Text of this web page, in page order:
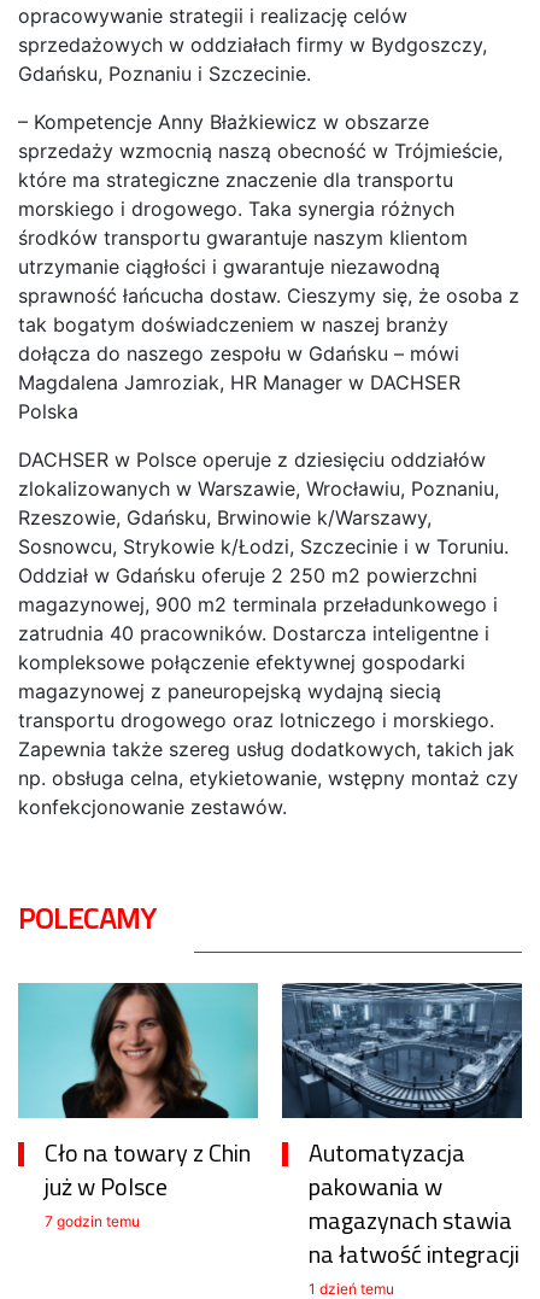
opracowywanie strategii i realizację celów
sprzedażowych w oddziałach firmy w Bydgoszczy,
Gdańsku, Poznaniu i Szczecinie.
– Kompetencje Anny Błażkiewicz w obszarze
sprzedaży wzmocnią naszą obecność w Trójmieście,
które ma strategiczne znaczenie dla transportu
morskiego i drogowego. Taka synergia różnych
środków transportu gwarantuje naszym klientom
utrzymanie ciągłości i gwarantuje niezawodną
sprawność łańcucha dostaw. Cieszymy się, że osoba z
tak bogatym doświadczeniem w naszej branży
dołącza do naszego zespołu w Gdańsku – mówi
Magdalena Jamroziak, HR Manager w DACHSER
Polska
DACHSER w Polsce operuje z dziesięciu oddziałów
zlokalizowanych w Warszawie, Wrocławiu, Poznaniu,
Rzeszowie, Gdańsku, Brwinowie k/Warszawy,
Sosnowcu, Strykowie k/Łodzi, Szczecinie i w Toruniu.
Oddział w Gdańsku oferuje 2 250 m2 powierzchni
magazynowej, 900 m2 terminala przeładunkowego i
zatrudnia 40 pracowników. Dostarcza inteligentne i
kompleksowe połączenie efektywnej gospodarki
magazynowej z paneuropejską wydajną siecią
transportu drogowego oraz lotniczego i morskiego.
Zapewnia także szereg usług dodatkowych, takich jak
np. obsługa celna, etykietowanie, wstępny montaż czy
konfekcjonowanie zestawów.
POLECAMY
Cło na towary z Chin
już w Polsce
7 godzin temu
Automatyzacja
pakowania w
magazynach stawia
na łatwość integracji
1 dzień temu